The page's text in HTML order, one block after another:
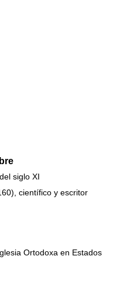
siglo XI
científico y escritor
Ortodoxa en Estados